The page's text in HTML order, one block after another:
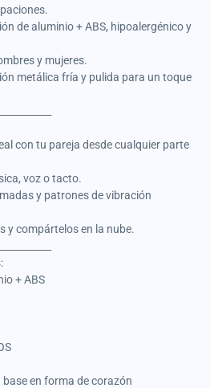
de aluminio + ABS, hipoalergénico y
y mujeres.
metálica fría y pulida para un toque
con tu pareja desde cualquier parte
voz o tacto.
y patrones de vibración
y compártelos en la nube.
+ ABS
base en forma de corazón